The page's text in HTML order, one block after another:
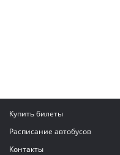
Купить билеты
Расписание автобусов
Контакты